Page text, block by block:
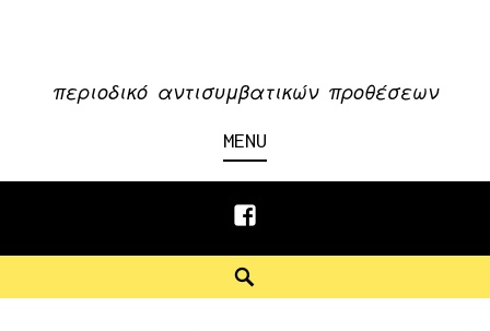
περιοδικό αντισυμβατικών προθέσεων
MENU
Facebook